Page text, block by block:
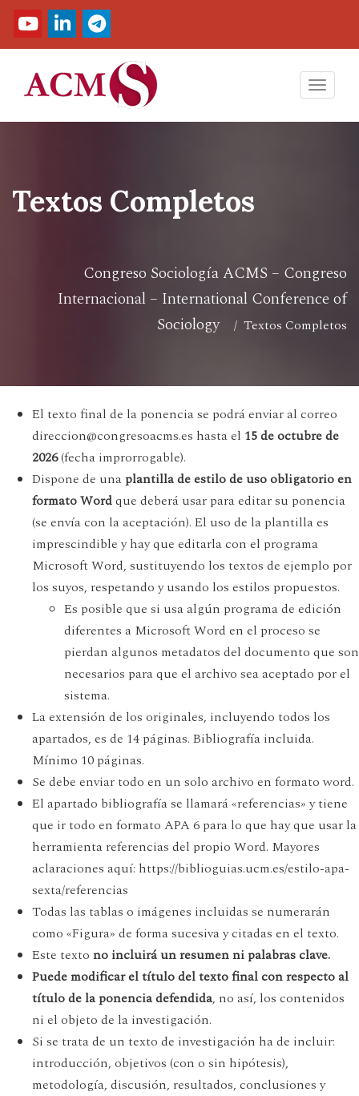
Textos Completos
Congreso Sociología ACMS – Congreso
Internacional – International Conference of
Sociology
/ Textos Completos
El texto final de la ponencia se podrá enviar al correo
direccion@congresoacms.es hasta el 15 de octubre de
2026(fecha improrrogable).
Dispone de unaplantilla de estilo de uso obligatorio en
formato Wordque deberá usar para editar su ponencia
(se envía con la aceptación). El uso de la plantilla es
imprescindible y hay que editarla con el programa
Microsoft Word, sustituyendo los textos de ejemplo por
los suyos, respetando y usando los estilos propuestos.
Es posible que si usa algún programa de edición
diferentes a Microsoft Word en el proceso se
pierdan algunos metadatos del documento que son
necesarios para que el archivo sea aceptado por el
sistema.
La extensión de los originales, incluyendo todos los
apartados, es de 14 páginas. Bibliografía incluida.
Mínimo 10 páginas.
Se debe enviar todo en un solo archivo en formato word.
El apartado bibliografía se llamará «referencias» y tiene
que ir todo en formato APA 6 para lo que hay que usar la
herramienta referencias del propio Word. Mayores
aclaraciones aquí: https://biblioguias.ucm.es/estilo-apa-
sexta/referencias
Todas las tablas o imágenes incluidas se numerarán
como «Figura» de forma sucesiva y citadas en el texto.
Este texto no incluirá un resumen ni palabras clave.
Puede modificar el título del texto final con respecto al
título de la ponencia defendida, no así, los contenidos
ni el objeto de la investigación.
Si se trata de un texto de investigación ha de incluir:
introducción, objetivos (con o sin hipótesis),
metodología, discusión, resultados, conclusiones y